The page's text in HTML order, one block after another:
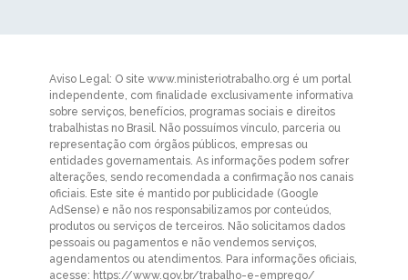
Aviso Legal: O site www.ministeriotrabalho.org é um portal
independente, com finalidade exclusivamente informativa
sobre serviços, benefícios, programas sociais e direitos
trabalhistas no Brasil. Não possuímos vínculo, parceria ou
representação com órgãos públicos, empresas ou
entidades governamentais. As informações podem sofrer
alterações, sendo recomendada a confirmação nos canais
oficiais. Este site é mantido por publicidade (Google
AdSense) e não nos responsabilizamos por conteúdos,
produtos ou serviços de terceiros. Não solicitamos dados
pessoais ou pagamentos e não vendemos serviços,
agendamentos ou atendimentos. Para informações oficiais,
acesse: https://www.gov.br/trabalho-e-emprego/